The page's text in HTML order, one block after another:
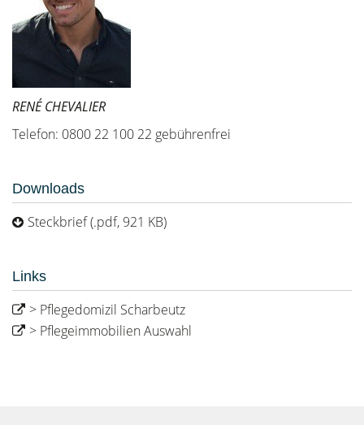
RENÉ CHEVALIER
Telefon: 0800 22 100 22 gebührenfrei
Downloads
Steckbrief (.pdf, 921 KB)
Links
> Pflegedomizil Scharbeutz
> Pflegeimmobilien Auswahl